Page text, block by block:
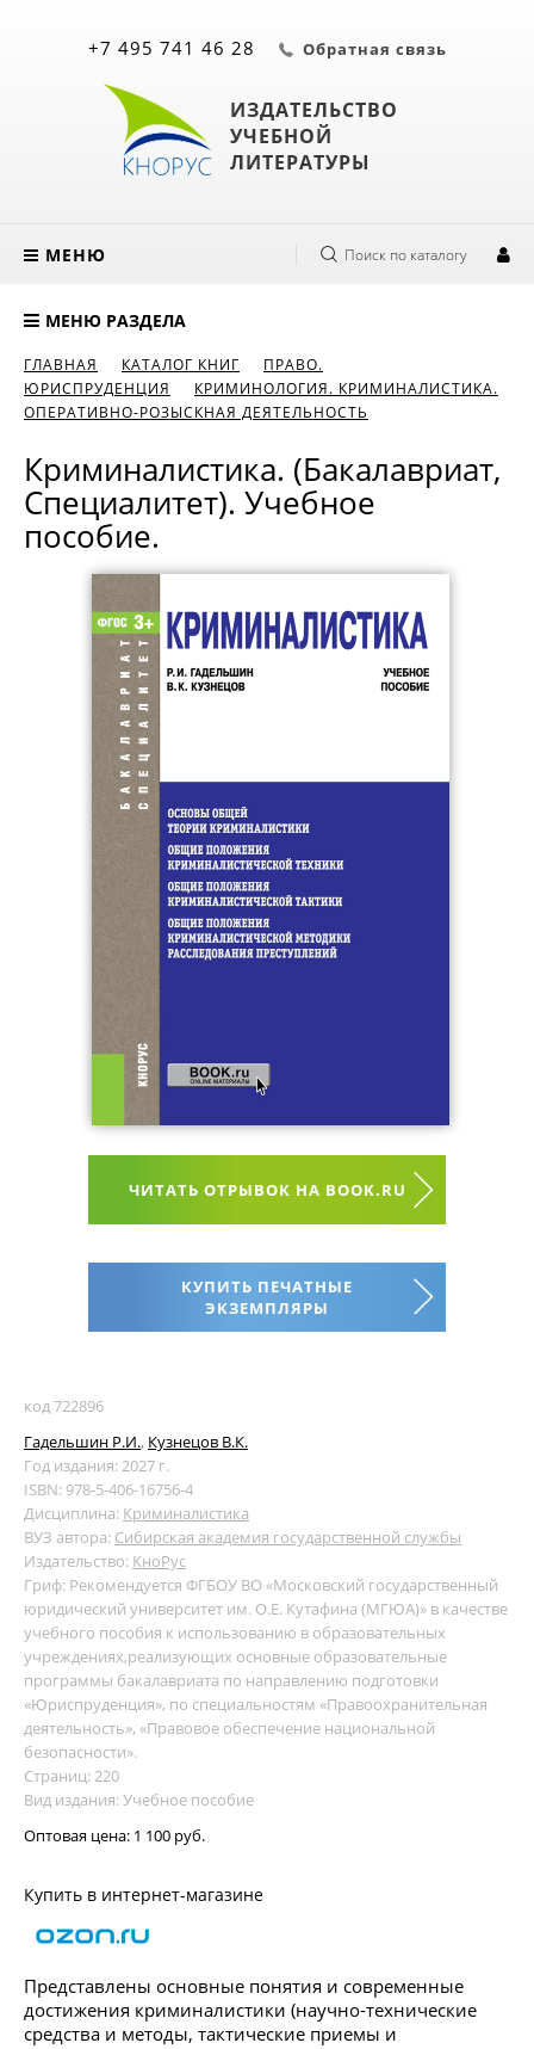
ИЗДАТЕЛЬСТВО
УЧЕБНОЙ
ЛИТЕРАТУРЫ
+7 495 741 46 28 Обратная связь
МЕНЮ Поиск по каталогу
МЕНЮ РАЗДЕЛА
ГЛАВНАЯ КАТАЛОГ КНИГ
ПРАВО.
ЮРИСПРУДЕНЦИЯ
КРИМИНОЛОГИЯ. КРИМИНАЛИСТИКА.
ОПЕРАТИВНО-РОЗЫСКНАЯ ДЕЯТЕЛЬНОСТЬ
Криминалистика. (Бакалавриат,
Специалитет). Учебное
пособие.
ЧИТАТЬ ОТРЫВОК НА BOOK.RU
КУПИТЬ ПЕЧАТНЫЕ
ЭКЗЕМПЛЯРЫ
код 722896
Гадельшин Р.И., Кузнецов В.К.
Год издания: 2027 г.
ISBN: 978-5-406-16756-4
Дисциплина: Криминалистика
ВУЗ автора: Сибирская академия государственной службы
Издательство: КноРус
Гриф: Рекомендуется ФГБОУ ВО «Московский государственный
юридический университет им. О.Е. Кутафина (МГЮА)» в качестве
учебного пособия к использованию в образовательных
учреждениях,реализующих основные образовательные
программы бакалавриата по направлению подготовки
«Юриспруденция», по специальностям «Правоохранительная
деятельность», «Правовое обеспечение национальной
безопасности».
Страниц: 220
Вид издания: Учебное пособие
Оптовая цена: 1 100 руб.
Купить в интернет-магазине
Представлены основные понятия и современные
достижения криминалистики (научно-технические
средства и методы, тактические приемы и